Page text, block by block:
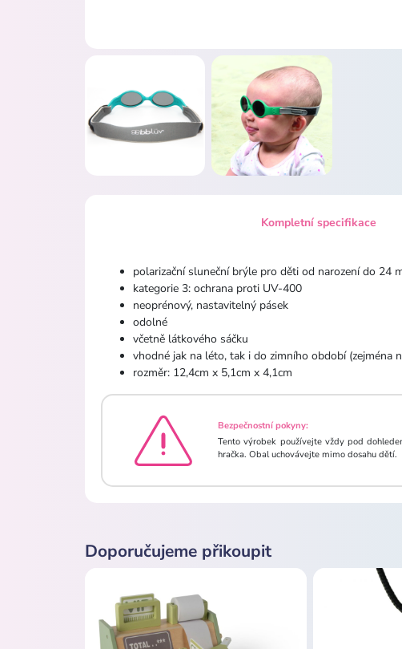
Kompletní specifikace
polarizační sluneční brýle pro děti od narození do 24
kategorie 3: ochrana proti UV-400
neoprénový, nastavitelný pásek
odolné
včetně látkového sáčku
vhodné jak na léto, tak i do zimního období (zejména
rozměr: 12,4cm x 5,1cm x 4,1cm
Bezpečnostní pokyny:
Tento výrobek používejte vždy pod
hračka. Obal uchovávejte mimo dosahu dětí.
Doporučujeme přikoupit